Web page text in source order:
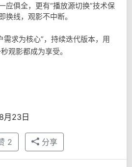
应俱全，更有“播放源切换”技术保
换线，观影不中断。
需求为核心”，持续迭代版本，用
观影都成为享受。
月23日
2 分享